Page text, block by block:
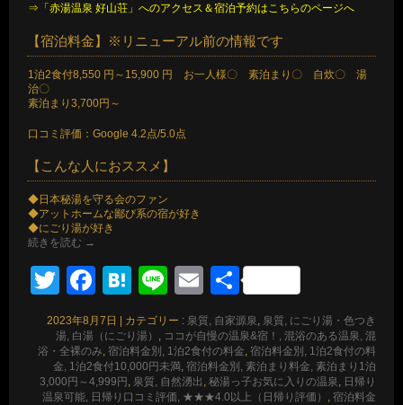
⇒「赤湯温泉 好山荘」へのアクセス＆宿泊予約はこちらのページへ
【宿泊料金】※リニューアル前の情報です
1泊2食付8,550 円～15,900 円 お一人様〇 素泊まり〇 自炊〇 湯
治〇
素泊まり3,700円～
口コミ評価：Google 4.2点/5.0点
【こんな人におススメ】
◆日本秘湯を守る会のファン
◆アットホームな鄙び系の宿が好き
◆にごり湯が好き
続きを読む →
TwitterFacebook
Hatena
LineEmail
共
有
2023年8月7日 カテゴリー : 泉質, 自家源泉, 泉質, にごり湯・色つき
湯, 白湯（にごり湯） , ココが自慢の温泉&宿！, 混浴のある温泉, 混
浴・全裸のみ, 宿泊料金別, 1泊2食付の料金, 宿泊料金別, 1泊2食付の料
金, 1泊2食付10,000円未満, 宿泊料金別, 素泊まり料金, 素泊まり1泊
3,000円～4,999円 , 泉質, 自然湧出 , 秘湯っ子お気に入りの温泉, 日帰り
温泉可能, 日帰り口コミ評価, ★★★4.0以上（日帰り評価） , 宿泊料金